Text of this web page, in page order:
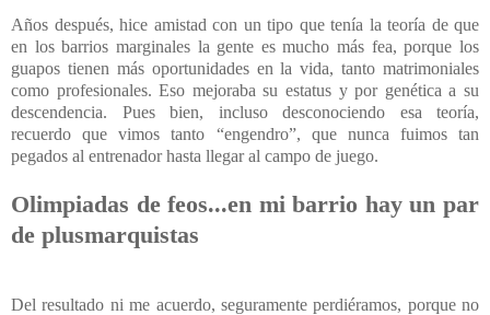
Años después, hice amistad con un tipo que tenía la teoría de que
en los barrios marginales la gente es mucho más fea, porque los
guapos tienen más oportunidades en la vida, tanto matrimoniales
como profesionales. Eso mejoraba su estatus y por genética a su
descendencia. Pues bien, incluso desconociendo esa teoría,
recuerdo que vimos tanto “engendro”, que nunca fuimos tan
pegados al entrenador hasta llegar al campo de juego.
Olimpiadas de feos...en mi barrio hay un par
de plusmarquistas
Del resultado ni me acuerdo, seguramente perdiéramos, porque no